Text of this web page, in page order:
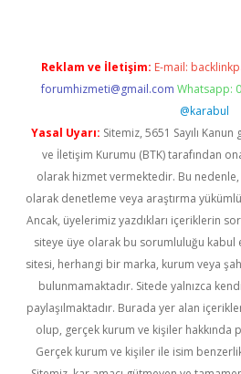
Reklam ve İletişim: E-mail:
forumhizmeti@gmail.com Whatsapp:
@karabul
Yasal Uyarı: Sitemiz, 5651 Sayılı
ve İletişim Kurumu (BTK) tarafından
olarak hizmet vermektedir. Bu
olarak denetleme veya araştırma
Ancak, üyelerimiz yazdıkları içeriklerin
siteye üye olarak bu sorumluluğu kabul
sitesi, herhangi bir marka, kurum veya
bulunmamaktadır. Sitede yalnızca
paylaşılmaktadır. Burada yer alan
olup, gerçek kurum ve kişiler hakkında
Gerçek kurum ve kişiler ile isim